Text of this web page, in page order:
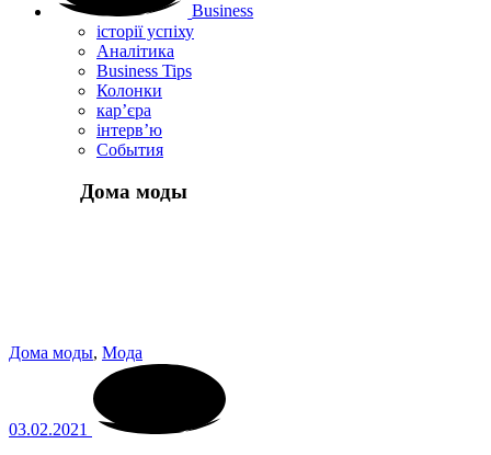
Business
історії успіху
Аналітика
Business Tips
Колонки
кар’єра
інтерв’ю
Cобытия
Дома моды
Дома моды, Мода
03.02.2021